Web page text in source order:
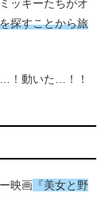
ッキーたちがオ
探すことから旅
！動いた…！！
映画 『美女と野